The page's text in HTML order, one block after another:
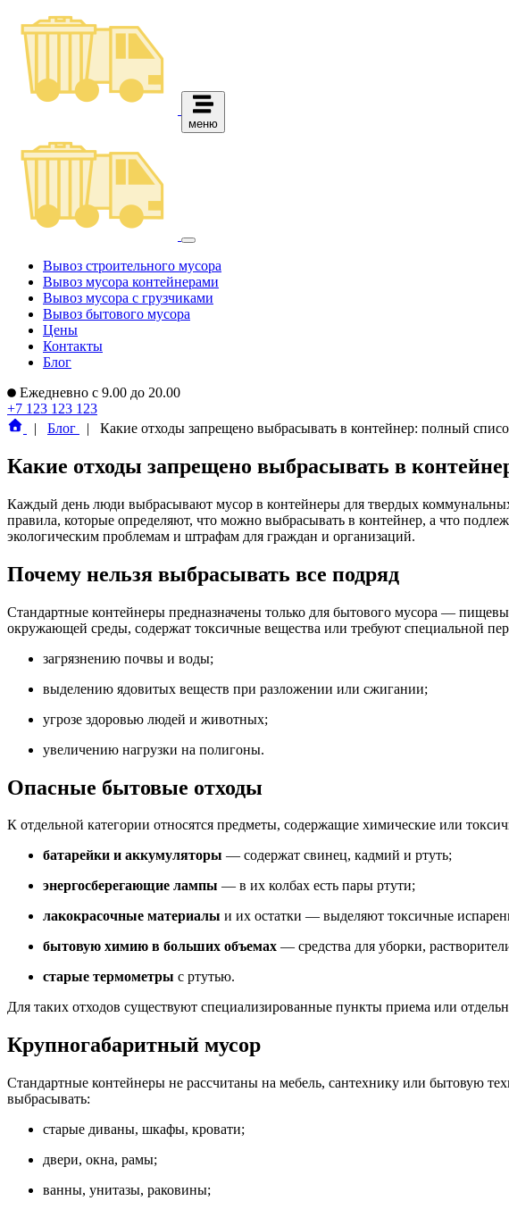
меню
Вывоз строительного мусора
Вывоз мусора контейнерами
Вывоз мусора с грузчиками
Вывоз бытового мусора
Цены
Контакты
Блог
Ежедневно с 9.00 до 20.00
+7 123 123 123
| Блог | Какие отходы запрещено выбрасывать в контейнер: полный
Какие отходы запрещено выбрасывать в
Каждый день люди выбрасывают мусор в контейнеры для твердых
правила, которые определяют, что можно выбрасывать в контейнер, а что
экологическим проблемам и штрафам для граждан и организаций.
Почему нельзя выбрасывать все подряд
Стандартные контейнеры предназначены только для бытового мусора —
окружающей среды, содержат токсичные вещества или требуют специальной
загрязнению почвы и воды;
выделению ядовитых веществ при разложении или сжигании;
угрозе здоровью людей и животных;
увеличению нагрузки на полигоны.
Опасные бытовые отходы
К отдельной категории относятся предметы, содержащие химические или
батарейки и аккумуляторы — содержат свинец, кадмий и ртуть;
энергосберегающие лампы — в их колбах есть пары ртути;
лакокрасочные материалы и их остатки — выделяют токсичные
бытовую химию в больших объемах — средства для уборки,
старые термометры с ртутью.
Для таких отходов существуют специализированные пункты приема или
Крупногабаритный мусор
Стандартные контейнеры не рассчитаны на мебель, сантехнику или бытовую
выбрасывать:
старые диваны, шкафы, кровати;
двери, окна, рамы;
ванны, унитазы, раковины;